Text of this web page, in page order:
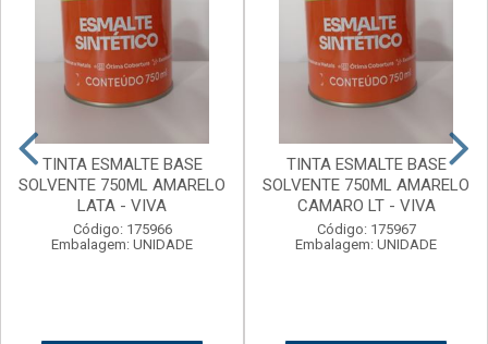
TINTA ESMALTE BASE
SOLVENTE 750ML AMARELO
LATA - VIVA
Código: 175966
Embalagem: UNIDADE
TINTA ESMALTE BASE
SOLVENTE 750ML AMARELO
CAMARO LT - VIVA
Código: 175967
Embalagem: UNIDADE